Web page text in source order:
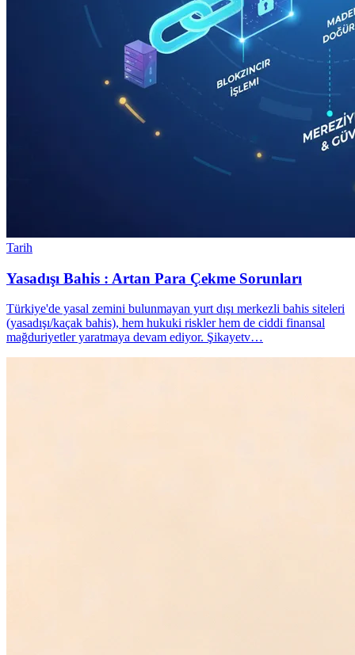
Tarih
Yasadışı Bahis : Artan Para Çekme Sorunları
Türkiye'de yasal zemini bulunmayan yurt dışı merkezli bahis siteleri
(yasadışı/kaçak bahis), hem hukuki riskler hem de ciddi finansal
mağduriyetler yaratmaya devam ediyor. Şikayetv…